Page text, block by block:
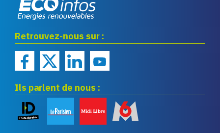
renouvelables
Retrouvez-nous sur :
Ils parlent de nous :